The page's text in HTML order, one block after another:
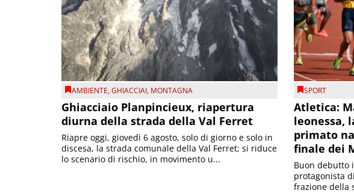
AMBIENTE,GHIACCIAI, MONTAGNA
Ghiacciaio Planpincieux, riapertura
diurna della strada della Val Ferret
Riapre oggi, giovedì 6 agosto, solo di giorno e solo in
discesa, la strada comunale della Val Ferret; si riduce
lo scenario di rischio, in movimento u...
SPORT
Atletica:
leonessa,
primato
finale dei
Buon debutto
protagonista
frazione della